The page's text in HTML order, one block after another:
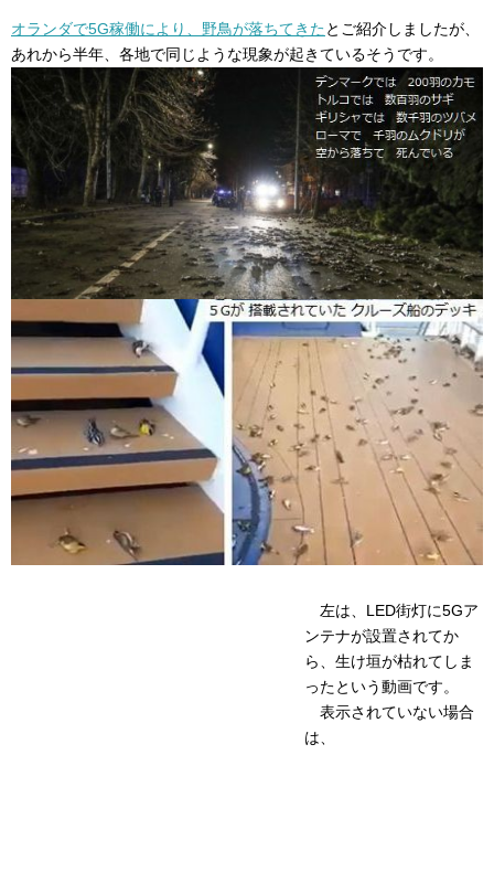
オランダで5G稼働により、野鳥が落ちてきたとご紹介しましたが、
あれから半年、各地で同じような現象が起きているそうです。
左は、LED街灯に5Gア
ンテナが設置されてか
ら、生け垣が枯れてしま
ったという動画です。
表示されていない場合
は、